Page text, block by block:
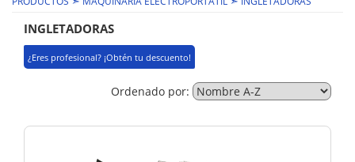
INGLETADORAS
¿Eres profesional? ¡Obtén tu descuento!
Ordenado por: